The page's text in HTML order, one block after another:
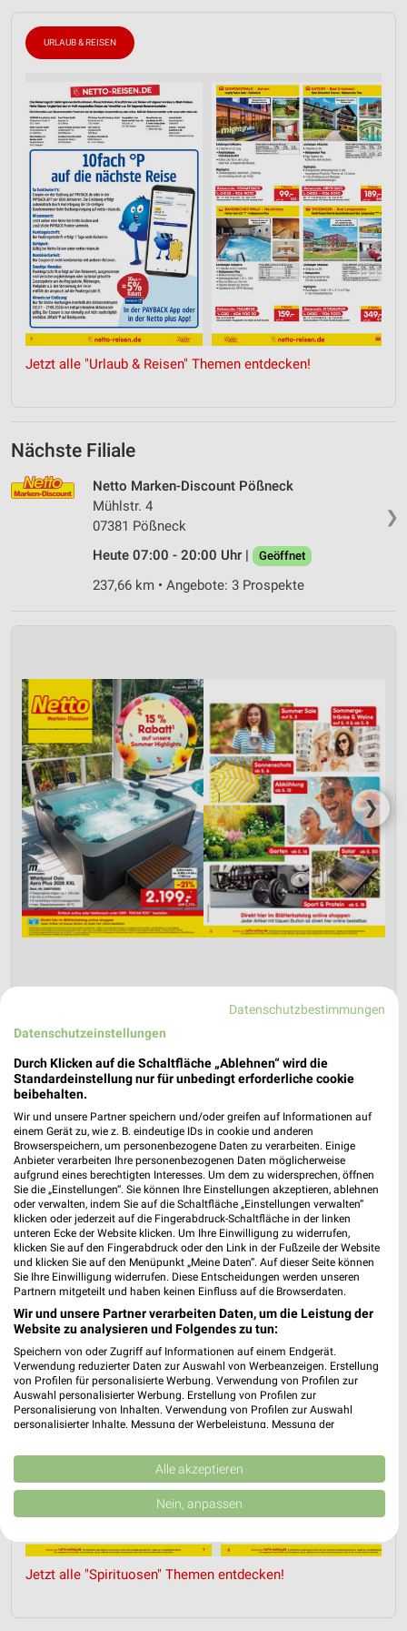
URLAUB & REISEN
Jetzt alle "Urlaub & Reisen" Themen entdecken!
Nächste Filiale
❯
Netto Marken-Discount Pößneck
Mühlstr. 4
07381 Pößneck
Heute 07:00 - 20:00 Uhr |
Geöffnet
237,66 km • Angebote: 3 Prospekte
❯
Netto Marken-Discount Prospekt für
Pößneck ab Do. den 30.07.
Online-Angebote August 2026
Gültig von 30. Jul. bis 31. Aug.
📅 Kalendereintrag erstellen
PROSPEKT BLÄTTERN
SPIRITUOSEN GETRÄNKE GRILLEN AKTIONEN, RABATTE &
Jetzt alle "Spirituosen" Themen entdecken!
Datenschutzbestimmungen
Datenschutzeinstellungen
Durch Klicken auf die Schaltfläche „Ablehnen“ wird die
Standardeinstellung nur für unbedingt erforderliche cookie
beibehalten.
Wir und unsere Partner speichern und/oder greifen auf Informationen auf
einem Gerät zu, wie z. B. eindeutige IDs in cookie und anderen
Browserspeichern, um personenbezogene Daten zu verarbeiten. Einige
Anbieter verarbeiten Ihre personenbezogenen Daten möglicherweise
aufgrund eines berechtigten Interesses. Um dem zu widersprechen, öffnen
Sie die „Einstellungen“. Sie können Ihre Einstellungen akzeptieren, ablehnen
oder verwalten, indem Sie auf die Schaltfläche „Einstellungen verwalten“
klicken oder jederzeit auf die Fingerabdruck-Schaltfläche in der linken
unteren Ecke der Website klicken. Um Ihre Einwilligung zu widerrufen,
klicken Sie auf den Fingerabdruck oder den Link in der Fußzeile der Website
und klicken Sie auf den Menüpunkt „Meine Daten“. Auf dieser Seite können
Sie Ihre Einwilligung widerrufen. Diese Entscheidungen werden unseren
Partnern mitgeteilt und haben keinen Einfluss auf die Browserdaten.
Wir und unsere Partner verarbeiten Daten, um die Leistung der
Website zu analysieren und Folgendes zu tun:
Speichern von oder Zugriff auf Informationen auf einem Endgerät.
Verwendung reduzierter Daten zur Auswahl von Werbeanzeigen. Erstellung
von Profilen für personalisierte Werbung. Verwendung von Profilen zur
Auswahl personalisierter Werbung. Erstellung von Profilen zur
Personalisierung von Inhalten. Verwendung von Profilen zur Auswahl
personalisierter Inhalte. Messung der Werbeleistung. Messung der
Kombinationen von Daten aus verschiedenen Quellen. Entwicklung und
Verbesserung der Angebote. Verwendung reduzierter Daten zur Auswahl
von Inhalten.
Daten können außerhalb der Europäischen Union weitergegeben und in die
USA gesendet werden.
Website/App.
Partnerliste anzeigen (1 IAB-Anbieter)
Alle akzeptieren
Nein, anpassen